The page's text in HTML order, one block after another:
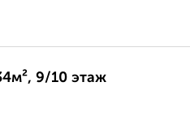
9/10 этаж